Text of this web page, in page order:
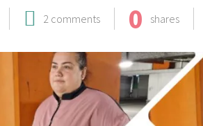
2 comments 0 shares